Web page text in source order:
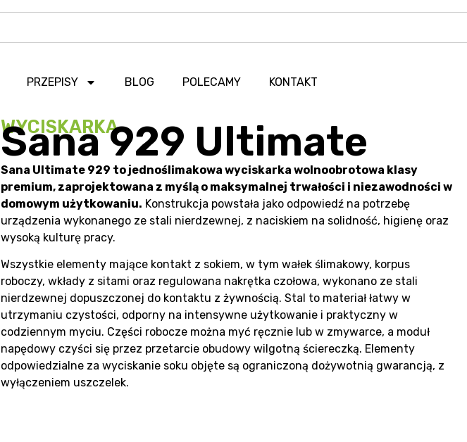
PRZEPISY BLOG POLECAMY KONTAKT
WYCISKARKA
Sana 929 Ultimate
Sana Ultimate 929 to jednoślimakowa wyciskarka wolnoobrotowa klasy
premium, zaprojektowana z myślą o maksymalnej trwałości i niezawodności w
domowym użytkowaniu. Konstrukcja powstała jako odpowiedź na potrzebę
urządzenia wykonanego ze stali nierdzewnej, z naciskiem na solidność, higienę oraz
wysoką kulturę pracy.
Wszystkie elementy mające kontakt z sokiem, w tym wałek ślimakowy, korpus
roboczy, wkłady z sitami oraz regulowana nakrętka czołowa, wykonano ze stali
nierdzewnej dopuszczonej do kontaktu z żywnością. Stal to materiał łatwy w
utrzymaniu czystości, odporny na intensywne użytkowanie i praktyczny w
codziennym myciu. Części robocze można myć ręcznie lub w zmywarce, a moduł
napędowy czyści się przez przetarcie obudowy wilgotną ściereczką. Elementy
odpowiedzialne za wyciskanie soku objęte są ograniczoną dożywotnią gwarancją, z
wyłączeniem uszczelek.